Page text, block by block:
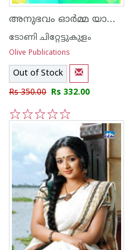
അനുഭവം ഓര്‍മ്മ യാത്ര കെ എസ് ചിത്ര
ടോണി ചിറ്റേട്ടുകുളം
Olive Publications
Out of Stock
Rs 350.00 Rs 332.00